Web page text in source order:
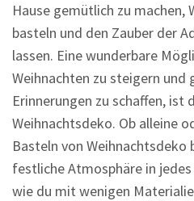
Hause gemütlich zu machen,
basteln und den Zauber der
lassen. Eine wunderbare
Weihnachten zu steigern
Erinnerungen zu schaffen, ist
Weihnachtsdeko. Ob alleine
Basteln von Weihnachtsdeko
festliche Atmosphäre in
wie du mit wenigen